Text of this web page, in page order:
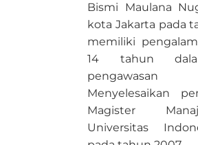
Bismi Maulana
kota Jakarta pada
memiliki
14 tahun
pengawasan
Menyelesaikan
Magister
Universitas